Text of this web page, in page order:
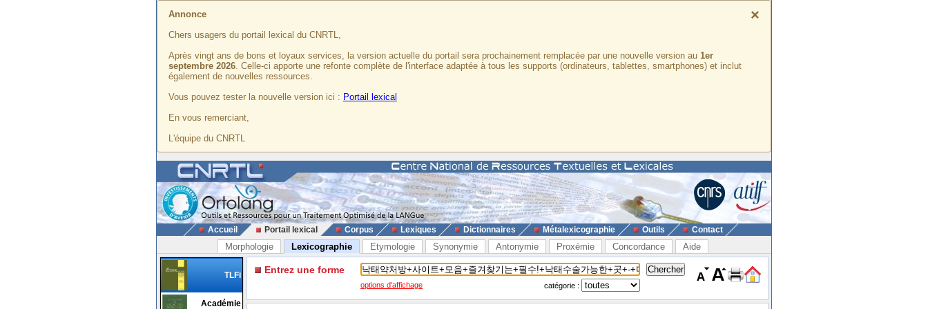
×
Annonce
Chers usagers du portail lexical du CNRTL,
Après vingt ans de bons et loyaux services, la version actuelle du portail sera prochainement remplacée par une nouvelle version au 1er
septembre 2026. Celle-ci apporte une refonte complète de l'interface adaptée à tous les supports (ordinateurs, tablettes, smartphones) et inclut
également de nouvelles ressources.
Vous pouvez tester la nouvelle version ici : Portail lexical
En vous remerciant,
L'équipe du CNRTL
Accueil Portail lexical Corpus Lexiques Dictionnaires Métalexicographie Outils Contact
Morphologie Lexicographie Etymologie Synonymie Antonymie Proxémie Concordance Aide
TLFi
Académie
Entrez une forme
options d'affichage catégorie :